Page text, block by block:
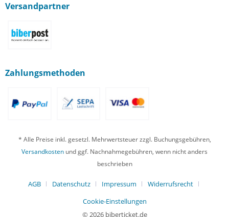
Versandpartner
Zahlungsmethoden
* Alle Preise inkl. gesetzl. Mehrwertsteuer zzgl. Buchungsgebühren,
Versandkosten und ggf. Nachnahmegebühren, wenn nicht anders
beschrieben
AGB Datenschutz Impressum
Widerrufsrecht
Cookie-Einstellungen
© 2026 biberticket.de